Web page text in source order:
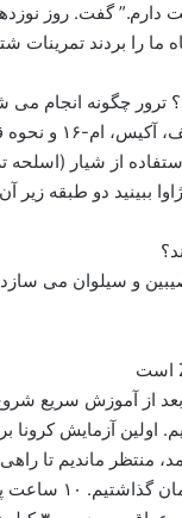
گفت. روز
ترور چگونه انجام می
نحوه
ببینید دو طبقه زیر
و سیلوان می
از آموزش سریع
منتظر ماندیم تا
کردند.